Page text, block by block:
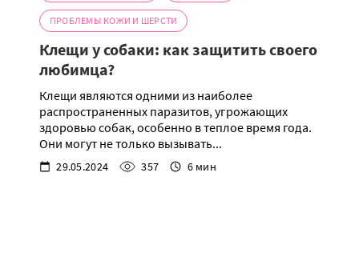
ПРОБЛЕМЫ КОЖИ И ШЕРСТИ
Клещи у собаки: как защитить своего
любимца?
Клещи являются одними из наиболее
распространенных паразитов, угрожающих
здоровью собак, особенно в теплое время года.
Они могут не только вызывать...
29.05.2024 357 6 мин